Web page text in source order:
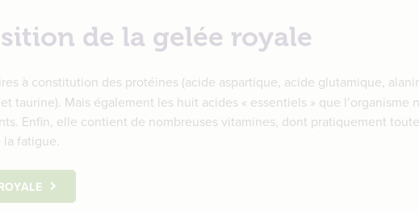
de la gelée royale
à constitution des protéines (acide aspartique, acide glutamique,
Mais également les huit acides « essentiels » que l’organisme
Enfin, elle contient de nombreuses vitamines, dont pratiquement
fatigue.